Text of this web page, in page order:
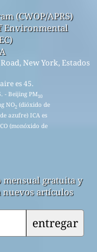
(CWOP/APRS)
Environmental
New York, Estados
es 45.
- Beijing PM10
NO2 (dióxido de
azufre) ICA es
(monóxido de
mensual gratuita y
nuevos artículos
entregar